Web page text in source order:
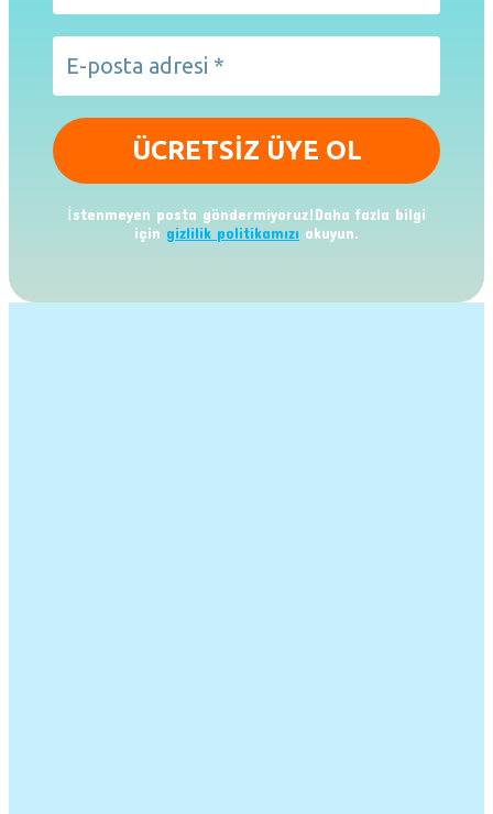
İstenmeyen posta göndermiyoruz!Daha fazla bilgi
için gizlilik politikamızı okuyun.